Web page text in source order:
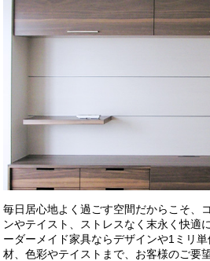
毎日居心地よく過ごす空間だからこそ、
ンやテイスト、ストレスなく末永く快適
ーダーメイド家具ならデザインや1ミリ
材、色彩やテイストまで、お客様のご要